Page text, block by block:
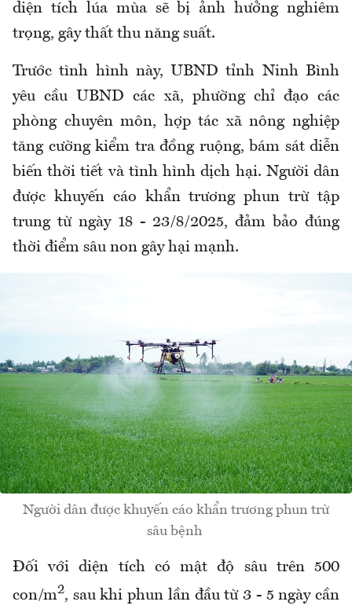
diện tích lúa mùa sẽ bị ảnh hưởng nghiêm
trọng, gây thất thu năng suất.
Trước tình hình này, UBND tỉnh Ninh Bình
yêu cầu UBND các xã, phường chỉ đạo các
phòng chuyên môn, hợp tác xã nông nghiệp
tăng cường kiểm tra đồng ruộng, bám sát diễn
biến thời tiết và tình hình dịch hại. Người dân
được khuyến cáo khẩn trương phun trừ tập
trung từ ngày 18 - 23/8/2025, đảm bảo đúng
thời điểm sâu non gây hại mạnh.
Người dân được khuyến cáo khẩn trương phun trừ
sâu bệnh
Đối với diện tích có mật độ sâu trên 500
con/m2, sau khi phun lần đầu từ 3 - 5 ngày cần